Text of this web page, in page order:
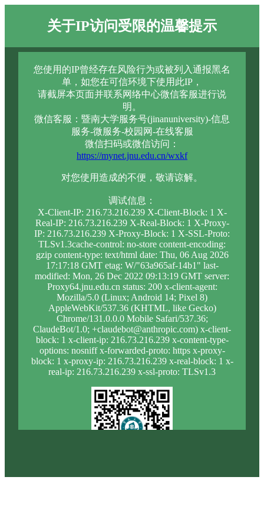
关于IP访问受限的温馨提示
您使用的IP曾经存在风险行为或被列入通报黑名
单，如您在可信环境下使用此IP，
请截屏本页面并联系网络中心微信客服进行说
明。
微信客服：暨南大学服务号(jinanuniversity)-信息
服务-微服务-校园网-在线客服
微信扫码或微信访问：
https://mynet.jnu.edu.cn/wxkf
对您使用造成的不便，敬请谅解。
调试信息：
X-Client-IP: 216.73.216.239 X-Client-Block: 1 X-
Real-IP: 216.73.216.239 X-Real-Block: 1 X-Proxy-
IP: 216.73.216.239 X-Proxy-Block: 1 X-SSL-Proto:
TLSv1.3cache-control: no-store content-encoding:
gzip content-type: text/html date: Thu, 06 Aug 2026
17:17:18 GMT etag: W/"63a965af-14b1" last-
modified: Mon, 26 Dec 2022 09:13:19 GMT server:
Proxy64.jnu.edu.cn status: 200 x-client-agent:
Mozilla/5.0 (Linux; Android 14; Pixel 8)
AppleWebKit/537.36 (KHTML, like Gecko)
Chrome/131.0.0.0 Mobile Safari/537.36;
ClaudeBot/1.0; +claudebot@anthropic.com) x-client-
block: 1 x-client-ip: 216.73.216.239 x-content-type-
options: nosniff x-forwarded-proto: https x-proxy-
block: 1 x-proxy-ip: 216.73.216.239 x-real-block: 1 x-
real-ip: 216.73.216.239 x-ssl-proto: TLSv1.3